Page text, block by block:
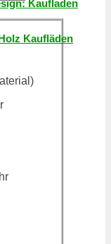
Kaufladen
Kaufläden